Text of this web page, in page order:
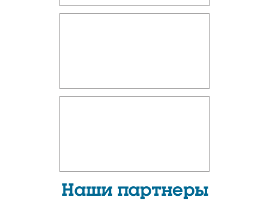
Наши партнеры